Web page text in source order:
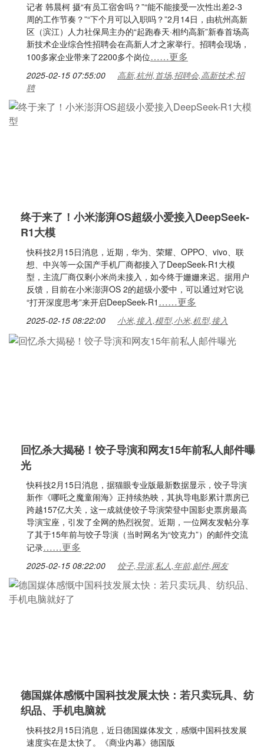
记者 韩晨柯 摄“有员工宿舍吗？”“能不能接受一次性出差2-3
周的工作节奏？”“下个月可以入职吗？”2月14日，由杭州高新
区（滨江）人力社保局主办的“起跑春天·相约高新”新春首场高
新技术企业综合性招聘会在高新人才之家举行。招聘会现场，
100多家企业带来了2200多个岗位……更多
2025-02-15 07:55:00
高新,杭州,首场,招聘会,高新技术,招
聘
终于来了！小米澎湃OS超级小爱接入DeepSeek-
R1大模
快科技2月15日消息，近期，华为、荣耀、OPPO、vivo、联
想、中兴等一众国产手机厂商都接入了DeepSeek-R1大模
型，主流厂商仅剩小米尚未接入，如今终于姗姗来迟。据用户
反馈，目前在小米澎湃OS 2的超级小爱中，可以通过对它说
“打开深度思考”来开启DeepSeek-R1 ……更多
2025-02-15 08:22:00 小米,接入,模型,小米,机型,接入
回忆杀大揭秘！饺子导演和网友15年前私人邮件曝
光
快科技2月15日消息，据猫眼专业版最新数据显示，饺子导演
新作《哪吒之魔童闹海》正持续热映，其执导电影累计票房已
跨越157亿大关，这一成就使饺子导演荣登中国影史票房最高
导演宝座，引发了全网的热烈祝贺。近期，一位网友发帖分享
了其于15年前与饺子导演（当时网名为“饺克力”）的邮件交流
记录……更多
2025-02-15 08:22:00 饺子,导演,私人,年前,邮件,网友
德国媒体感慨中国科技发展太快：若只卖玩具、纺
织品、手机电脑就
快科技2月15日消息，近日德国媒体发文，感慨中国科技发展
速度实在是太快了。《商业内幕》德国版